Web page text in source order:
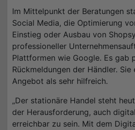
Im Mittelpunkt der Beratungen
Social Media, die Optimierung
Einstieg oder Ausbau von
professioneller
Plattformen wie Google. Es gab
Rückmeldungen der Händler.
Angebot als sehr hilfreich.
„Der stationäre Handel steht
der Herausforderung, auch
erreichbar zu sein. Mit dem